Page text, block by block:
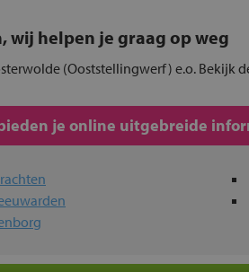
wij helpen je graag op weg
(Ooststellingwerf) e.o. Bekijk
je online uitgebreide